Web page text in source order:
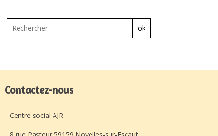
ok
Contactez-nous
Centre social AJR